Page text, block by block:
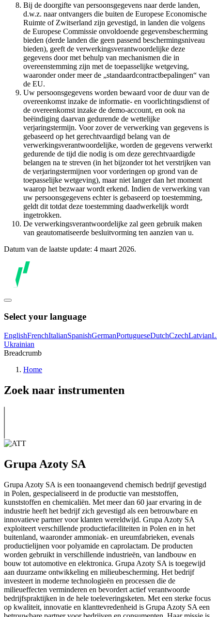
Bij de doorgifte van persoonsgegevens naar derde landen,
d.w.z. naar ontvangers die buiten de Europese Economische
Ruimte of Zwitserland zijn gevestigd, in landen die volgens
de Europese Commissie onvoldoende gegevensbescherming
bieden (derde landen die geen passend beschermingsniveau
bieden), geeft de verwerkingsverantwoordelijke deze
gegevens door met behulp van mechanismen die in
overeenstemming zijn met de toepasselijke wetgeving,
waaronder onder meer de „standaardcontractbepalingen“ van
de EU.
Uw persoonsgegevens worden bewaard voor de duur van de
overeenkomst inzake de informatie- en voorlichtingsdienst of
de overeenkomst inzake de demo-account, en ook na
beëindiging daarvan gedurende de wettelijke
verjaringstermijn. Voor zover de verwerking van gegevens is
gebaseerd op het gerechtvaardigd belang van de
verwerkingsverantwoordelijke, worden de gegevens verwerkt
gedurende de tijd die nodig is om deze gerechtvaardigde
belangen na te streven (in het bijzonder tot het verstrijken van
de verjaringstermijnen voor vorderingen op grond van de
toepasselijke wetgeving), maar niet langer dan het moment
waarop het bezwaar wordt erkend. Indien de verwerking van
uw persoonsgegevens echter is gebaseerd op toestemming,
geldt dit totdat deze toestemming daadwerkelijk wordt
ingetrokken.
De verwerkingsverantwoordelijke zal geen gebruik maken
van geautomatiseerde besluitvorming ten aanzien van u.
Datum van de laatste update: 4 maart 2026.
Select your language
EnglishFrenchItalianSpanishGermanPortugueseDutchCzechLatvian
Ukrainian
Breadcrumb
Home
Zoek naar instrumenten
Grupa Azoty SA
Grupa Azoty SA is een toonaangevend chemisch bedrijf gevestigd
in Polen, gespecialiseerd in de productie van meststoffen,
kunststoffen en chemicaliën. Met meer dan 60 jaar ervaring in de
industrie heeft het bedrijf zich gevestigd als een betrouwbare en
innovatieve partner voor klanten wereldwijd. Grupa Azoty SA
exploiteert verschillende productiefaciliteiten in Polen en in het
buitenland, waaronder ammoniak- en ureumfabrieken, evenals
productielijnen voor polyamide en caprolactam. De producten
worden gebruikt in verschillende industrieën, van landbouw en
bouw tot automotive en elektronica. Grupa Azoty SA is toegewijd
aan duurzame ontwikkeling en milieubescherming. Het bedrijf
investeert in moderne technologieën en processen die de
milieueffecten verminderen en bevordert actief verantwoorde
bedrijfspraktijken in de hele toeleveringsketen. Met een sterke focus
op kwaliteit, innovatie en klanttevredenheid is Grupa Azoty SA een